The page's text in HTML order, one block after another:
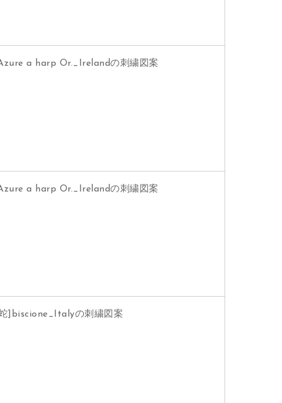
a harp Or._Irelandの刺繍図案
a harp Or._Irelandの刺繍図案
]biscione_Italyの刺繍図案